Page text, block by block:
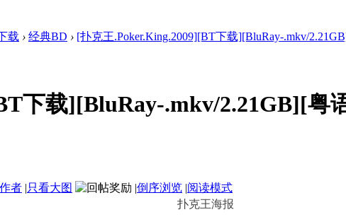
载 › 经典BD › [扑克王.Poker.King.2009][BT下载][BluRay-.mkv/
下载][BluRay-.mkv/2.21GB][粤
者 |只看大图 |倒序浏览 |阅读模式
扑克王海报